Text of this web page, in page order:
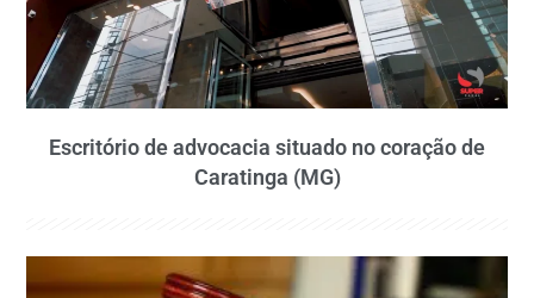
Escritório de advocacia situado no coração de
Caratinga (MG)